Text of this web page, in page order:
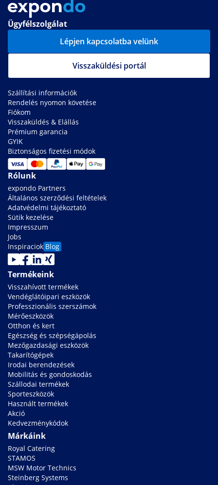
Ügyfélszolgálat
Lépjen kapcsolatba velünk
Visszaküldési portál
Szállítási információk
Rendelés nyomon követése
Fiókom
Visszaküldés & Elállás
Prémium garancia
GYIK
Biztonságos fizetési módok
Rólunk
expondo Partners
Általános szerződési feltételek
Adatvédelmi tájékoztató
Sütik kezelése
Impresszum
Jobs
Inspiraciok Blog
Termékeink
Visszahívott termékek
Vendéglátóipari eszközök
Professzionális szerszámok
Mérőeszközök
Otthon és kert
Egészség és szépségápolás
Mezőgazdasági eszközök
Takarítógépek
Irodai berendezések
Mobilitás és gondoskodás
Szállodai termékek
Sporteszközök
Használt termékek
Akció
Kedvezménykódok
Márkáink
Royal Catering
STAMOS
MSW Motor Technics
Steinberg Systems